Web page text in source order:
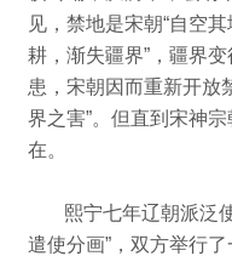
见，禁地是宋朝“自空
耕，渐失疆界”， 疆界变
患，宋朝因而重新开放
界之害”。 但直到宋神
在。
熙宁七年辽朝派泛
遣使分画”， 双方举行了